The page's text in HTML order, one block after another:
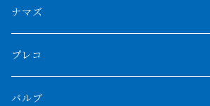
ブルレッド
特殊個体
紅龍
シルバーアロワナ
ブラックアロワナ
ノーザンバラムンディ
ナイジェリア
ナポレオンビチャー
バロ川
ビキールビキール
トゥルカナ湖
オモ川
タンガニーカビチャー
アンソルギー
チャンナバルカ
大型スネークヘッド
中型スネークヘッド
ナマズ
プレコ
バルブ